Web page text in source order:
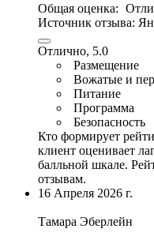
Общая оценка:
Источник отзыва:
Отлично, 5.0
Размещение
Вожатые и
Питание
Программа
Безопасность
Кто формирует
клиент оценивает
балльной шкале.
отзывам.
16 Апреля 2026 г.
Тамара Эберлейн